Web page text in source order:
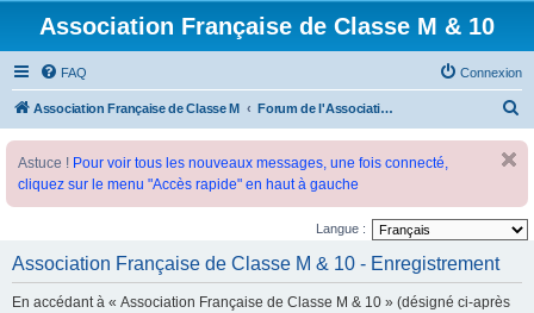
Association Française de Classe M & 10
FAQ Connexion
Association Française de Classe M Forum de l'Association Française de Classe M
e
Astuce ! Pour voir tous les nouveaux messages, une fois connecté,
cliquez sur le menu "Accès rapide" en haut à gauche
Langue :
Association Française de Classe M & 10 - Enregistrement
En accédant à « Association Française de Classe M & 10 » (désigné ci-après